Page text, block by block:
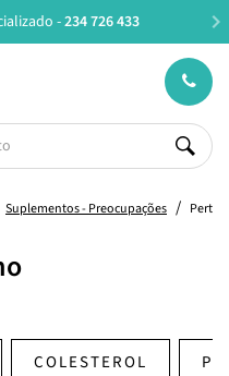
úteis.Oferta de portes a
Suplementos - Preocupações
COLESTEROL